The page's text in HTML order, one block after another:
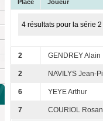
Place Joueur
4 résultats pour la série 2
2 GENDREY Alain
2 NAVILYS Jean-
6 YEYE Arthur
7 COURIOL Rosan